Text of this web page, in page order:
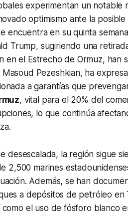
experimentan un
optimismo ante la
encuentra en su quinta
Trump, sugiriendo una
en el Estrecho de Ormuz, han
Pezeshkian, ha
a garantías que
, vital para el 20% del
lo que continúa
desescalada, la región sigue
2,500 marines
Además, se han
a depósitos de petróleo
como el uso de fósforo blanco